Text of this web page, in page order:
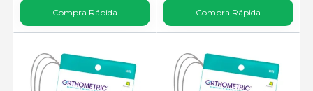
Compra Rápida Compra Rápida